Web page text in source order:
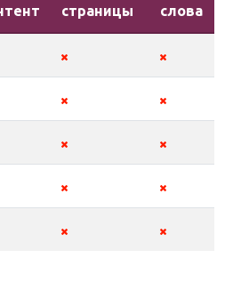
страницы
слова